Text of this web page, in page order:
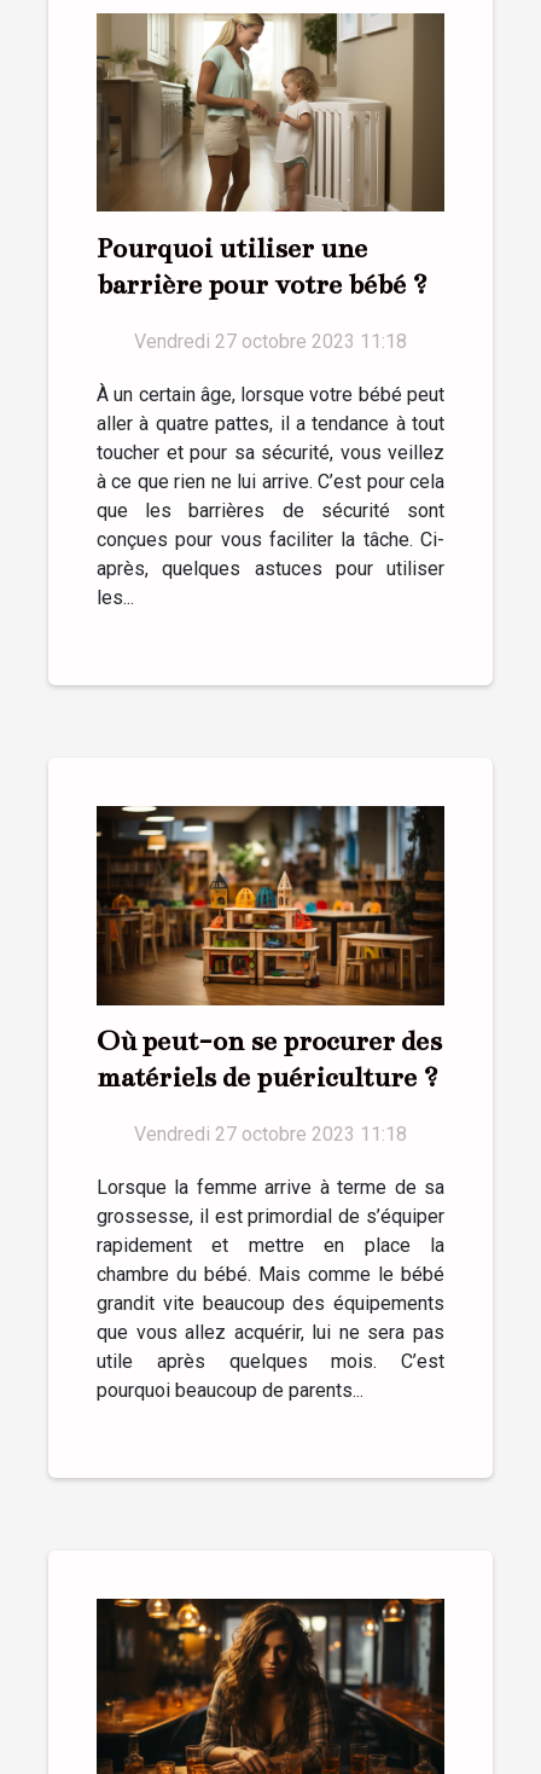
Pourquoi utiliser une
barrière pour votre bébé ?
Vendredi 27 octobre 2023 11:18
À un certain âge, lorsque votre bébé peut
aller à quatre pattes, il a tendance à tout
toucher et pour sa sécurité, vous veillez
à ce que rien ne lui arrive. C’est pour cela
que les barrières de sécurité sont
conçues pour vous faciliter la tâche. Ci-
après, quelques astuces pour utiliser
les...
Où peut-on se procurer des
matériels de puériculture ?
Vendredi 27 octobre 2023 11:18
Lorsque la femme arrive à terme de sa
grossesse, il est primordial de s’équiper
rapidement et mettre en place la
chambre du bébé. Mais comme le bébé
grandit vite beaucoup des équipements
que vous allez acquérir, lui ne sera pas
utile après quelques mois. C’est
pourquoi beaucoup de parents...